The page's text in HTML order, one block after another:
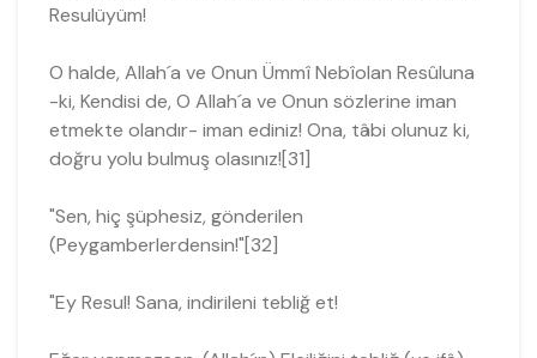
Resulüyüm!
O halde, Allah´a ve Onun Ümmî Nebîolan Resûluna
-ki, Kendisi de, O Allah´a ve Onun sözlerine iman
etmekte olandır- iman ediniz! Ona, tâbi olunuz ki,
doğru yolu bulmuş olasınız![31]
"Sen, hiç şüphesiz, gönderilen
(Peygamberlerdensin!"[32]
"Ey Resul! Sana, indirileni tebliğ et!